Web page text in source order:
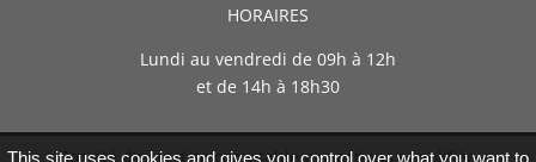
HORAIRES
Lundi au vendredi de 09h à 12h
et de 14h à 18h30
Société d’expertise comptable par actions simplifiée
This site uses cookies and gives you control over what you want to